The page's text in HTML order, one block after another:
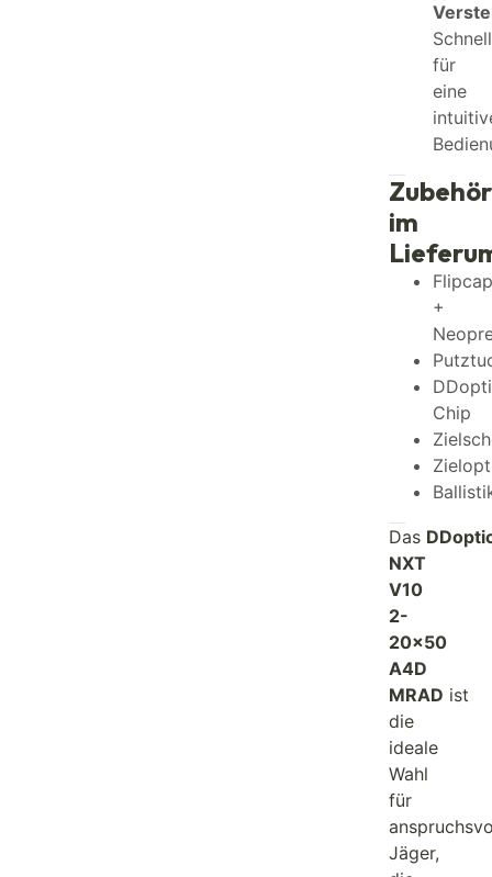
für
eine
Zubehör
im
+
Chip
Das
NXT
V10
2-
20×50
A4D
MRAD ist
die
ideale
Wahl
für
Jäger,